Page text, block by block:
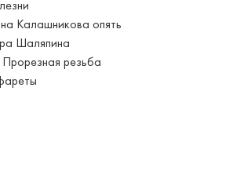
Калашникова опять
Шаляпина
Прорезная резьба